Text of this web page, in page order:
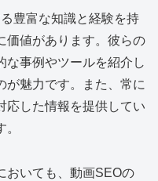
豊富な知識と経験を持
価値があります。彼らの
な事例やツールを紹介し
が魅力です。また、常に
応した情報を提供してい
おいても、動画SEOの